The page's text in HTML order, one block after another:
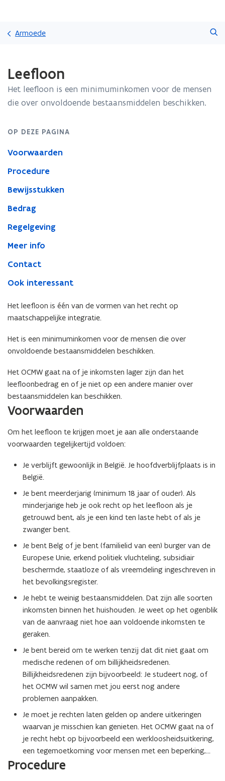
Armoede
met
laden.
bevindt
Leefloon
Leefloon
Het leefloon is een minimuminkomen voor de mensen
die over onvoldoende bestaansmiddelen beschikken.
OP DEZE PAGINA
Voorwaarden
Procedure
Bewijsstukken
Bedrag
Regelgeving
Meer info
Contact
Ook interessant
Het leefloon is één van de vormen van het recht op
maatschappelijke integratie.
Het is een minimuminkomen voor de mensen die over
onvoldoende bestaansmiddelen beschikken.
Het OCMW gaat na of je inkomsten lager zijn dan het
leefloonbedrag en of je niet op een andere manier over
bestaansmiddelen kan beschikken.
Voorwaarden
Om het leefloon te krijgen moet je aan alle onderstaande
voorwaarden tegelijkertijd voldoen:
Je verblijft gewoonlijk in België. Je hoofdverblijfplaats is in
België.
Je bent meerderjarig (minimum 18 jaar of ouder). Als
minderjarige heb je ook recht op het leefloon als je
getrouwd bent, als je een kind ten laste hebt of als je
zwanger bent.
Je bent Belg of je bent (familielid van een) burger van de
Europese Unie, erkend politiek vluchteling, subsidiair
beschermde, staatloze of als vreemdeling ingeschreven in
het bevolkingsregister.
Je hebt te weinig bestaansmiddelen. Dat zijn alle soorten
inkomsten binnen het huishouden. Je weet op het ogenblik
van de aanvraag niet hoe aan voldoende inkomsten te
geraken.
Je bent bereid om te werken tenzij dat dit niet gaat om
medische redenen of om billijkheidsredenen.
Billijkheidsredenen zijn bijvoorbeeld: Je studeert nog, of
het OCMW wil samen met jou eerst nog andere
problemen aanpakken.
Je moet je rechten laten gelden op andere uitkeringen
waarvan je misschien kan genieten. Het OCMW gaat na of
je recht hebt op bijvoorbeeld een werkloosheidsuitkering,
een tegemoetkoming voor mensen met een beperking,…
Procedure